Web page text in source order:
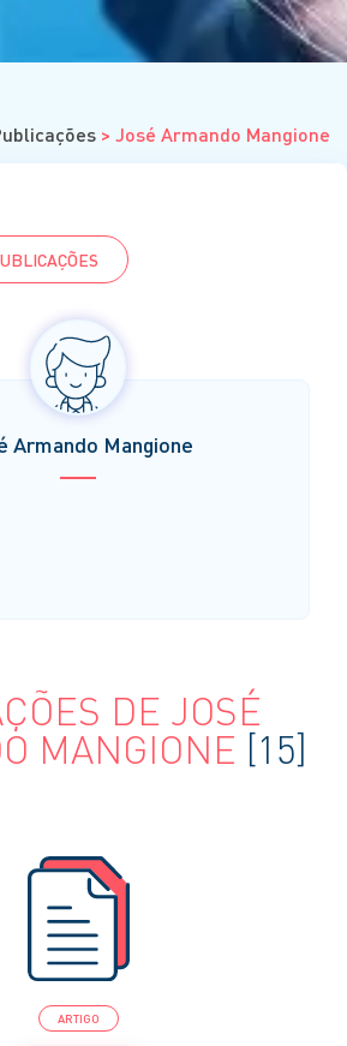
> José Armando Mangione
Armando Mangione
DE JOSÉ
MANGIONE [15]
ARTIGO